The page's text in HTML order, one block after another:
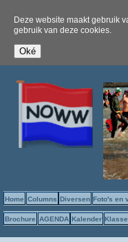
Deze website maakt gebruik
gebruik van deze cookies.
Home Columns Diversen Foto's en
Brochure AGENDA Kalender